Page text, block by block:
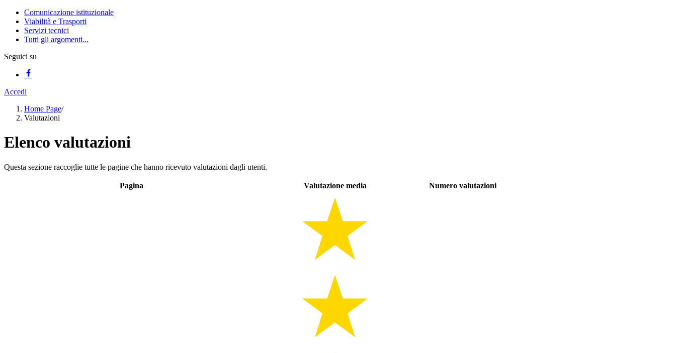
Comunicazione istituzionale
Viabilità e Trasporti
Servizi tecnici
Tutti gli argomenti...
Seguici su
Accedi
Home Page/
Valutazioni
Elenco valutazioni
Questa sezione raccoglie tutte le pagine che hanno ricevuto valutazioni dagli utenti.
Pagina Valutazione media Numero valutazioni